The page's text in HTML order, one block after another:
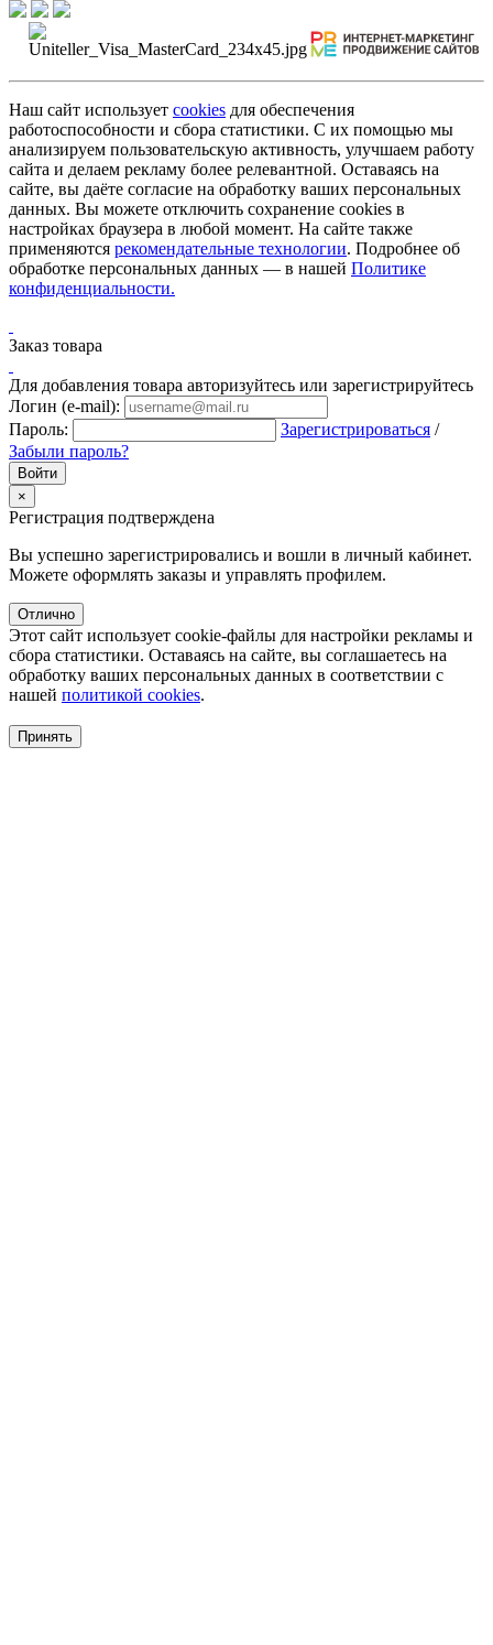
Наш сайт использует cookies для обеспечения
работоспособности и сбора статистики. С их помощью мы
анализируем пользовательскую активность, улучшаем работу
сайта и делаем рекламу более релевантной. Оставаясь на
сайте, вы даёте согласие на обработку ваших персональных
данных. Вы можете отключить сохранение cookies в
настройках браузера в любой момент. На сайте также
применяются рекомендательные технологии. Подробнее об
обработке персональных данных — в нашей Политике
конфиденциальности.
Заказ товара
Для добавления товара авторизуйтесь или зарегистрируйтесь
Логин (e-mail):
Пароль:
Зарегистрироваться /
Забыли пароль?
×
Регистрация подтверждена
Вы успешно зарегистрировались и вошли в личный кабинет.
Можете оформлять заказы и управлять профилем.
Отлично
Этот сайт использует cookie-файлы для настройки рекламы и
сбора статистики. Оставаясь на сайте, вы соглашаетесь на
обработку ваших персональных данных в соответствии с
нашей политикой cookies.
Принять